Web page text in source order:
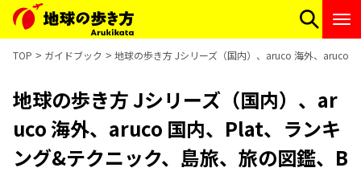
TOP ガイドブック 地球の歩き方 Jシリーズ（国内）、aruco 海外、aruco
地球の歩き方 Jシリーズ（国内）、ar
uco 海外、aruco 国内、Plat、ランキ
ング&テクニック、島旅、旅の図鑑、B